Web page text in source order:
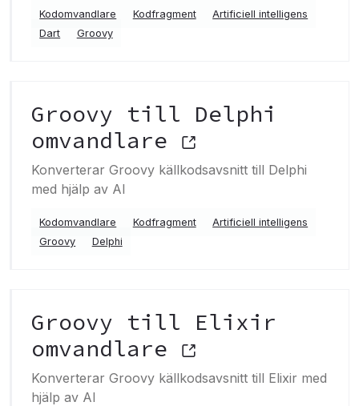
Kodomvandlare Kodfragment
Artificiell intelligens
Dart
Groovy
Groovy till Delphi
omvandlare
Konverterar Groovy källkodsavsnitt till Delphi
med hjälp av AI
Kodomvandlare Kodfragment
Artificiell intelligens
Groovy
Delphi
Groovy till Elixir
omvandlare
Konverterar Groovy källkodsavsnitt till Elixir med
hjälp av AI